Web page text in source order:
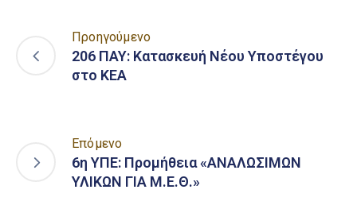
Προηγούμενο
206 ΠΑΥ: Κατασκευή Νέου Υποστέγου
στο ΚΕΑ
Επόμενο
6η ΥΠΕ: Προμήθεια «ΑΝΑΛΩΣΙΜΩΝ
ΥΛΙΚΩΝ ΓΙΑ Μ.Ε.Θ.»